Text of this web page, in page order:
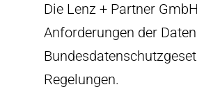
Die Lenz + Partner
Anforderungen der
Regelungen.